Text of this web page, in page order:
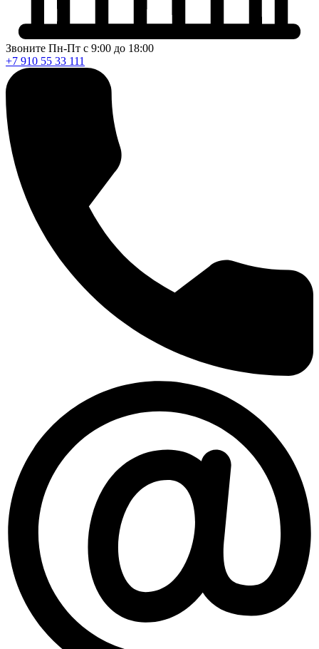
Звоните Пн-Пт с 9:00 до 18:00
+7 910 55 33 111